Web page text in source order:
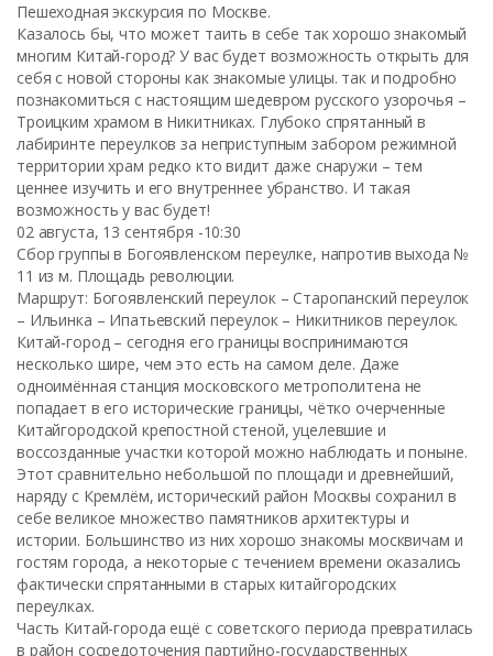
Пешеходная экскурсия по Москве.
Казалось бы, что может таить в себе так хорошо знакомый
многим Китай-город? У вас будет возможность открыть для
себя с новой стороны как знакомые улицы. так и подробно
познакомиться с настоящим шедевром русского узорочья –
Троицким храмом в Никитниках. Глубоко спрятанный в
лабиринте переулков за неприступным забором режимной
территории храм редко кто видит даже снаружи – тем
ценнее изучить и его внутреннее убранство. И такая
возможность у вас будет!
02 августа, 13 сентября -10:30
Сбор группы в Богоявленском переулке, напротив выхода №
11 из м. Площадь революции.
Маршрут: Богоявленский переулок – Старопанский переулок
– Ильинка – Ипатьевский переулок – Никитников переулок.
Китай-город – сегодня его границы воспринимаются
несколько шире, чем это есть на самом деле. Даже
одноимённая станция московского метрополитена не
попадает в его исторические границы, чётко очерченные
Китайгородской крепостной стеной, уцелевшие и
воссозданные участки которой можно наблюдать и поныне.
Этот сравнительно небольшой по площади и древнейший,
наряду с Кремлём, исторический район Москвы сохранил в
себе великое множество памятников архитектуры и
истории. Большинство из них хорошо знакомы москвичам и
гостям города, а некоторые с течением времени оказались
фактически спрятанными в старых китайгородских
переулках.
Часть Китай-города ещё с советского периода превратилась
в район сосредоточения партийно-государственных